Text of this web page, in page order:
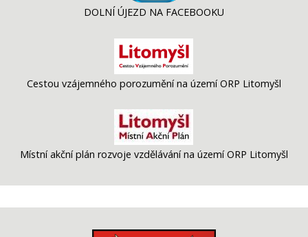
DOLNÍ ÚJEZD NA FACEBOOKU
Cestou vzájemného porozumění na území ORP Litomyšl
Místní akční plán rozvoje vzdělávání na území ORP Litomyšl